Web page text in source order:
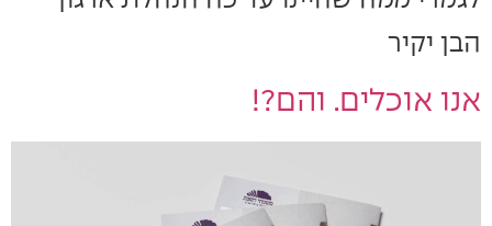
הבן יקיר
אנו אוכלים. והם?!